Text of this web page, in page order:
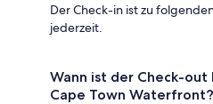
Der Check-in ist zu
jederzeit.
Wann ist der Check-
Cape Town Waterfront?